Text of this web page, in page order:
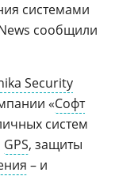
системами
сообщили
Security
«Софт
систем
GPS, защиты
– и